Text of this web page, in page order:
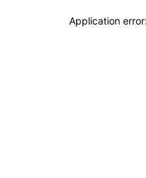
Application